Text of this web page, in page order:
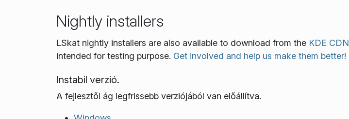
Nightly installers
LSkat nightly installers are also available to download from the KDE CDN
intended for testing purpose. Get involved and help us make them better!
Instabil verzió.
A fejlesztői ág legfrissebb verziójából van előállítva.